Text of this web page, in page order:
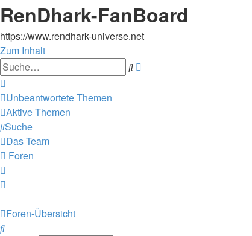
RenDhark-FanBoard
https://www.rendhark-universe.net
Zum Inhalt
Suche
Unbeantwortete Themen
Aktive Themen
Suche
Das Team
Foren
Foren-Übersicht
Suche